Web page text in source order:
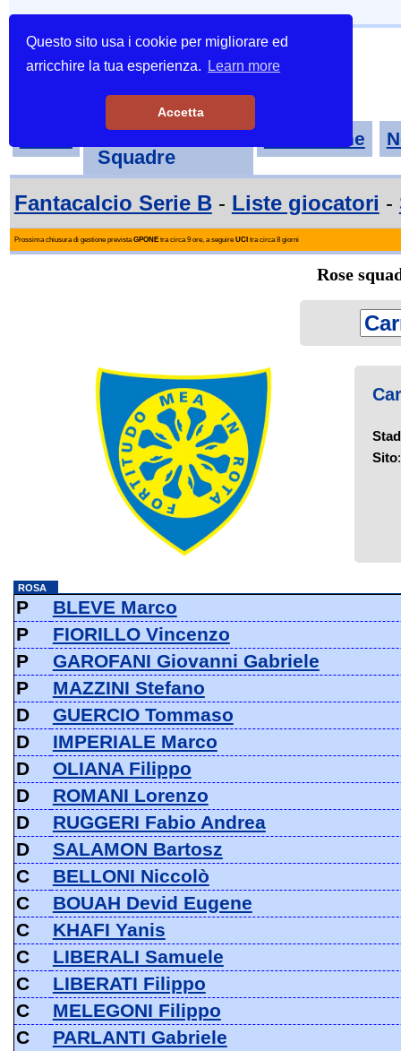
Questo sito usa i cookie per migliorare ed
arricchire la tua esperienza.
Learn more
Accetta
Tornei-
Squadre
Classifiche
Fantacalcio Serie B- Liste giocatori -
Prossima chiusura di gestione previstaGPONEtra circa 9 ore, a seguire UCI tra circa 8 giorni
Rose
Sito
ROSA
P
BLEVE Marco
P
FIORILLO Vincenzo
P
GAROFANI Giovanni Gabriele
P
MAZZINI Stefano
D
GUERCIO Tommaso
D
IMPERIALE Marco
D
OLIANA Filippo
D
ROMANI Lorenzo
D
RUGGERI Fabio Andrea
D
SALAMON Bartosz
C
BELLONI Niccolò
C
BOUAH Devid Eugene
C
KHAFI Yanis
C
LIBERALI Samuele
C
LIBERATI Filippo
C
MELEGONI Filippo
C
PARLANTI Gabriele